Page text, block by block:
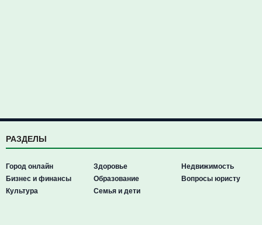
РАЗДЕЛЫ
Город онлайн
Бизнес и финансы
Культура
Здоровье
Образование
Семья и дети
Недвижимость
Вопросы юристу